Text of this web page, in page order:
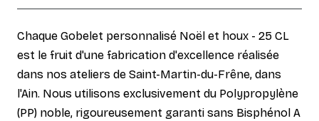
Chaque Gobelet personnalisé Noël et houx - 25 CL
est le fruit d'une fabrication d'excellence réalisée
dans nos ateliers de Saint-Martin-du-Frêne, dans
l'Ain. Nous utilisons exclusivement du Polypropylène
(PP) noble, rigoureusement garanti sans Bisphénol A